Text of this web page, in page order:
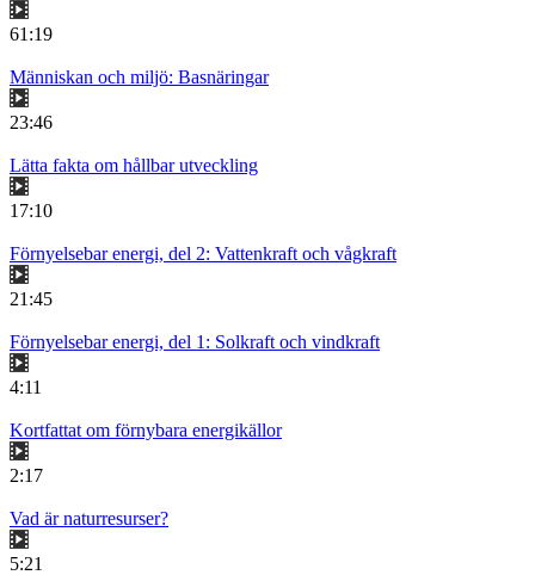
61:19
Människan och miljö: Basnäringar
23:46
Lätta fakta om hållbar utveckling
17:10
Förnyelsebar energi, del 2: Vattenkraft och vågkraft
21:45
Förnyelsebar energi, del 1: Solkraft och vindkraft
4:11
Kortfattat om förnybara energikällor
2:17
Vad är naturresurser?
5:21